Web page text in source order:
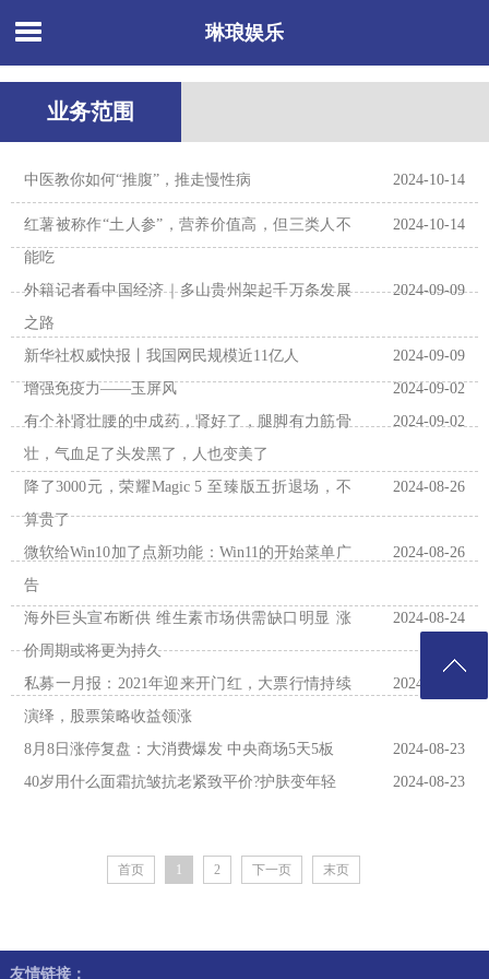
琳琅娱乐
业务范围
​中医教你如何“推腹”，推走慢性病 2024-10-14
红薯被称作“土人参”，营养价值高，但三类人不
能吃
2024-10-14
外籍记者看中国经济｜多山贵州架起千万条发展
之路
2024-09-09
新华社权威快报丨我国网民规模近11亿人
2024-09-09
增强免疫力——玉屏风
2024-09-02
有个补肾壮腰的中成药，肾好了，腿脚有力筋骨
壮，气血足了头发黑了，人也变美了
2024-09-02
降了3000元，荣耀Magic 5 至臻版五折退场，不
算贵了
2024-08-26
微软给Win10加了点新功能：Win11的开始菜单广
告
2024-08-26
海外巨头宣布断供 维生素市场供需缺口明显 涨
价周期或将更为持久
2024-08-24
私募一月报：2021年迎来开门红，大票行情持续
演绎，股票策略收益领涨
2024-08-23
8月8日涨停复盘：大消费爆发 中央商场5天5板
2024-08-23
40岁用什么面霜抗皱抗老紧致平价?护肤变年轻
2024-08-23
首页 1 2 下一页 末页
友情链接：